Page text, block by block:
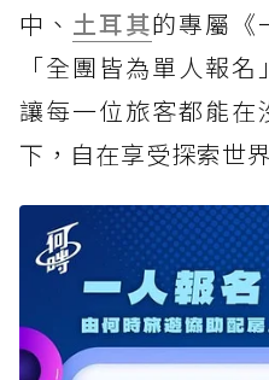
中、 土耳其的專屬《
「全團皆為單人報
讓每一位旅客都能在
下，自在享受探索世